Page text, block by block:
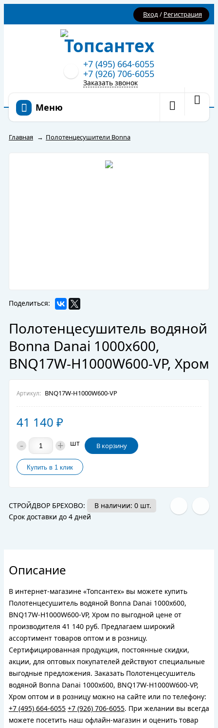
Вход/ Регистрация
+7 (495) 664-6055
+7 (926) 706-6055
Заказать звонок
Меню
Главная → Полотенцесушители Bonna
Поделиться:
Полотенцесушитель водяной
Bonna Danai 1000x600,
BNQ17W-H1000W600-VP, Хром
Артикул: BNQ17W-H1000W600-VP
41 140 ₽
- + шт В корзину
СТРОЙДВОР БРЕХОВО:
В наличии: 0 шт.
Срок доставки до 4 дней
Описание
В интернет-магазине «Топсантех» вы можете купить
Полотенцесушитель водяной Bonna Danai 1000x600,
BNQ17W-H1000W600-VP, Хром по выгодной цене от
производителя 41 140 руб. Предлагаем широкий
ассортимент товаров оптом и в розницу.
Сертифицированная продукция, постоянные скидки,
акции, для оптовых покупателей действуют специальные
выгодные предложения. Заказать Полотенцесушитель
водяной Bonna Danai 1000x600, BNQ17W-H1000W600-VP,
Хром оптом и в розницу можно на сайте или по телефону:
+7 (495) 664-6055 +7 (926) 706-6055. При желании вы всегда
можете посетить наш офлайн-магазин и оценить товар